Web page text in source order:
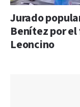
Jurado
Benítez por
Leoncino